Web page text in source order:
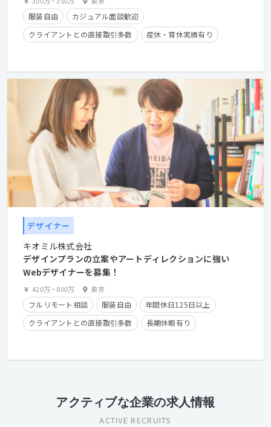
服装自由
カジュアル面談歓迎
クライアントとの直接取引多数
産休・育休実績有り
デザイナー
キオミル株式会社
デザインプランの立案やアートディレクションに強い
Webデザイナーを募集！
420万~800万 東京
フルリモート相談 服装自由
年間休日125日以上
クライアントとの直接取引多数
長期休暇有り
アクティブな企業の求人情報
ACTIVE RECRUITS